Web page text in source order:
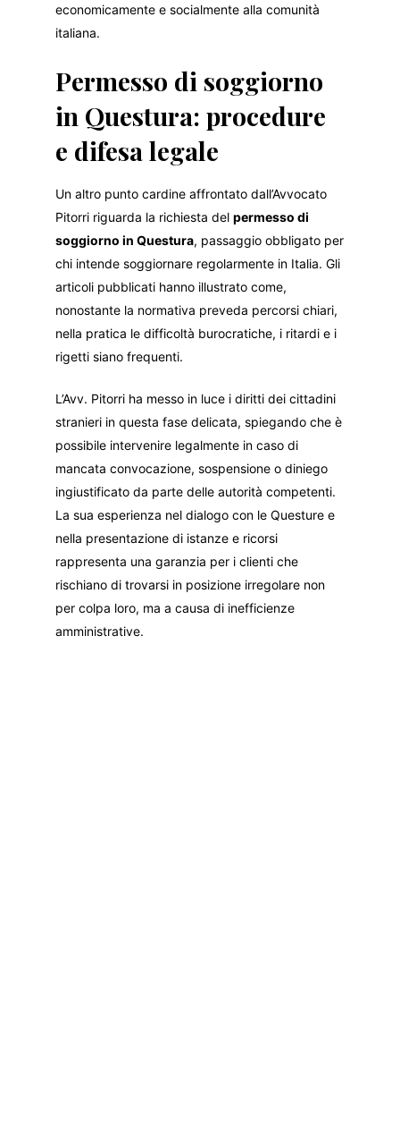
economicamente e socialmente alla comunità
italiana.
Permesso di soggiorno
in Questura: procedure
e difesa legale
Un altro punto cardine affrontato dall’Avvocato
Pitorri riguarda la richiesta delpermesso di
soggiorno in Questura, passaggio obbligato per
chi intende soggiornare regolarmente in Italia. Gli
articoli pubblicati hanno illustrato come,
nonostante la normativa preveda percorsi chiari,
nella pratica le difficoltà burocratiche, i ritardi e i
rigetti siano frequenti.
L’Avv. Pitorri ha messo in luce i diritti dei cittadini
stranieri in questa fase delicata, spiegando che è
possibile intervenire legalmente in caso di
mancata convocazione, sospensione o diniego
ingiustificato da parte delle autorità competenti.
La sua esperienza nel dialogo con le Questure e
nella presentazione di istanze e ricorsi
rappresenta una garanzia per i clienti che
rischiano di trovarsi in posizione irregolare non
per colpa loro, ma a causa di inefficienze
amministrative.